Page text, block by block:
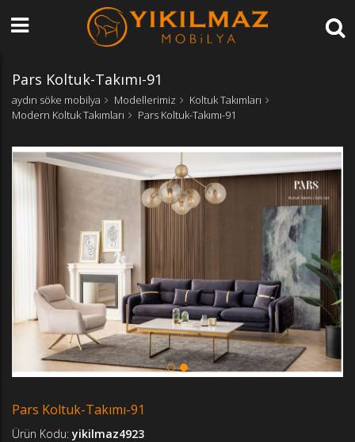
Pars Koltuk-Takımı-91
aydın söke mobilya Modellerimiz
Koltuk Takımları
Modern Koltuk Takımları
Pars Koltuk-Takımı-91
Pars Koltuk-Takımı-91
Ürün Kodu:yikilmaz4923